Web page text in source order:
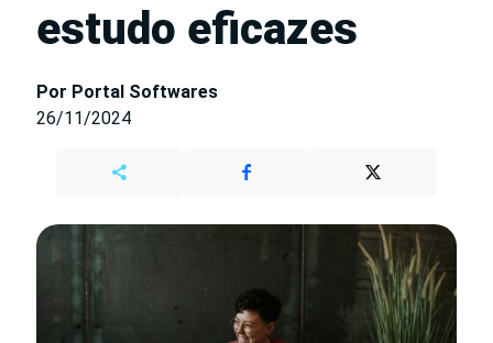
estudo eficazes
Por Portal Softwares
26/11/2024